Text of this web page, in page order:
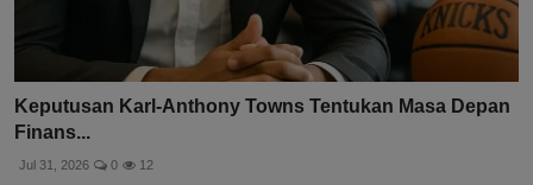
Keputusan Karl-Anthony Towns Tentukan Masa Depan
Finans...
Jul 31, 2026 0 12